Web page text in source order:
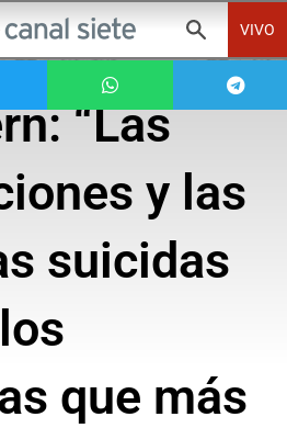
VIVO
“Las
y las
suicidas
que más